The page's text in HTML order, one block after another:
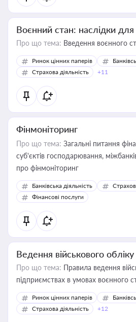
Воєнний стан: наслідки для
Про що тема: Введення воєнного
Ринок цінних паперів
Страхова діяльність
+11
Фінмоніторинг
Про що тема: Загальні питання
суб'єктів господарювання,
про фінмоніторинг
Банківська діяльність
Фінансові послуги
Ведення військового
Про що тема: Правила ведення
підприємствах в умовах воєнного
Ринок цінних паперів
Страхова діяльність
+12